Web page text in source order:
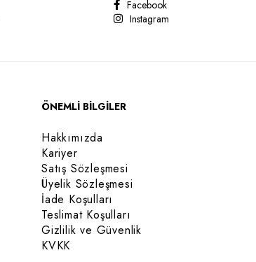
Facebook
Instagram
ÖNEMLİ BİLGİLER
Hakkımızda
Kariyer
Satış Sözleşmesi
Üyelik Sözleşmesi
İade Koşulları
Teslimat Koşulları
Gizlilik ve Güvenlik
KVKK